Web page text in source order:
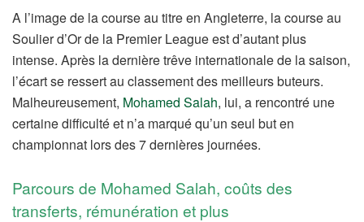
A l’image de la course au titre en Angleterre, la course au
Soulier d’Or de la Premier League est d’autant plus
intense. Après la dernière trêve internationale de la saison,
l’écart se ressert au classement des meilleurs buteurs.
Malheureusement, Mohamed Salah, lui, a rencontré une
certaine difficulté et n’a marqué qu’un seul but en
championnat lors des 7 dernières journées.
Parcours de Mohamed Salah, coûts des
transferts, rémunération et plus